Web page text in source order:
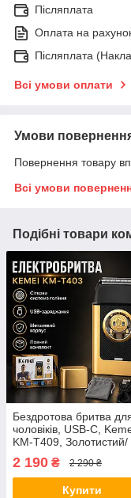
Післяплата
Оплата на
Післяплата
Всі умови оплати
Умови
Повернення товару
Всі умови
Подібні товари
Бездротова бритва
чоловіків, USB-C,
KM-T409, Золотистий/
Акумуляторна чоловіча
електробритва для
гоління/ Шейвер
2 190 ₴ 2 290 ₴
Купити